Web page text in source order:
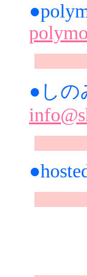
●しの